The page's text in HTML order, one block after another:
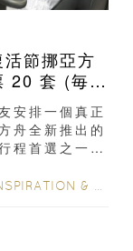
節挪亞方
20 套 (毎套
$7920｜小
業
安排一個真正
舟全新推出的
程首選之一。
& LIFESTYLE